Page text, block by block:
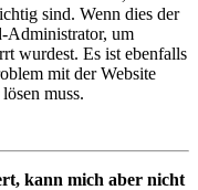
sind. Wenn dies der
Administrator, um
wurdest. Es ist ebenfalls
mit der Website
muss.
kann mich aber nicht